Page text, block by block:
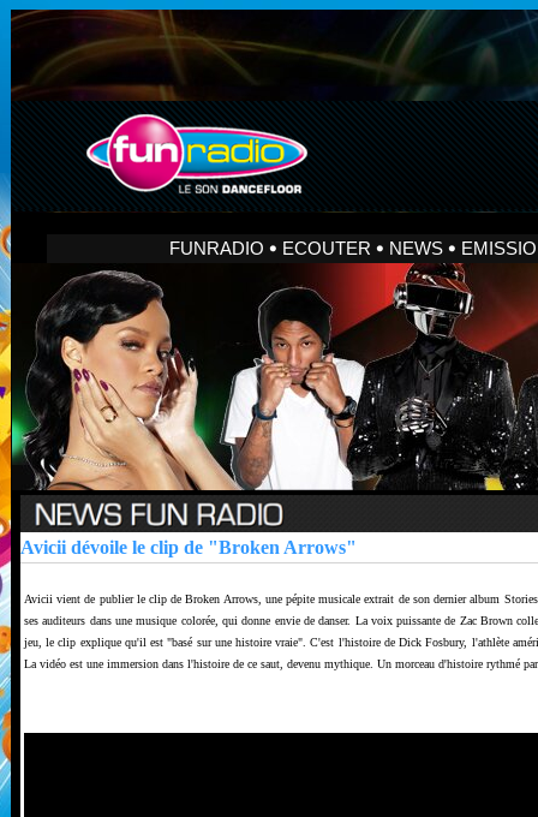
FUNRADIO ECOUTER NEWS
Avicii dévoile le clip de "Broken Arrows"
Avicii vient de publier le clip de Broken Arrows, une pépite musicale extrait de son dernier album
ses auditeurs dans une musique colorée, qui donne envie de danser. La voix puissante de Zac Brown
jeu, le clip explique qu'il est "basé sur une histoire vraie". C'est l'histoire de Dick Fosbury, l'athlète
La vidéo est une immersion dans l'histoire de ce saut, devenu mythique. Un morceau d'histoire rythmé